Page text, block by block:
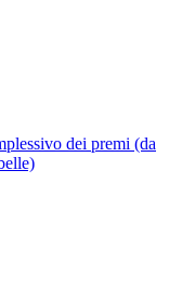
dei premi (da